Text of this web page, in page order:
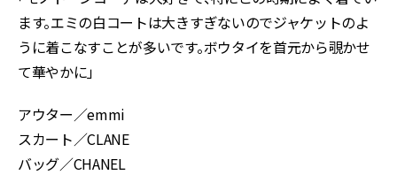
ます。エミの白コートは大きすぎないのでジャケットのよ
うに着こなすことが多いです。ボウタイを首元から覗かせ
て華やかに」
アウター／emmi
スカート／CLANE
バッグ／CHANEL